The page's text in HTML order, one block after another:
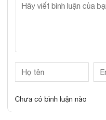
Chưa có bình luận nào